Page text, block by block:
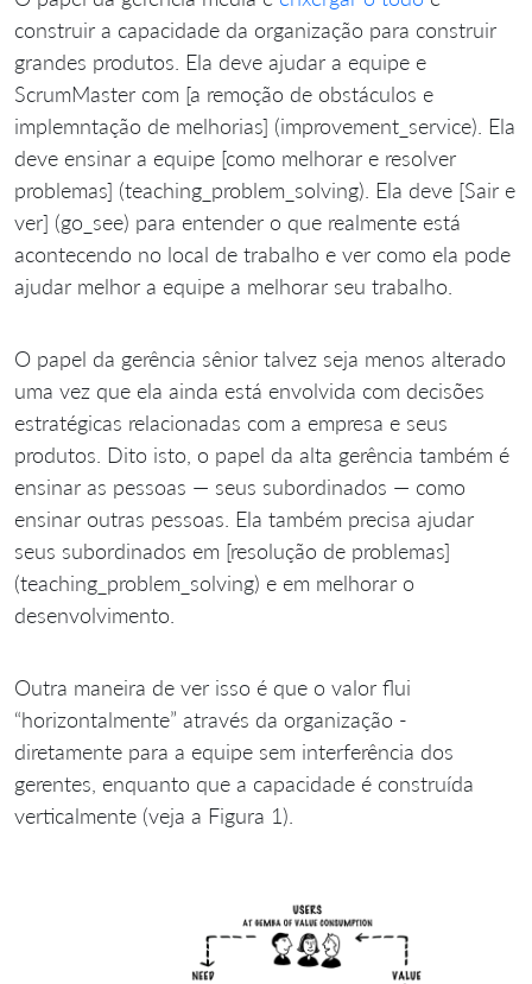
construir a capacidade da organização para construir
grandes produtos. Ela deve ajudar a equipe e
ScrumMaster com [a remoção de obstáculos e
implemntação de melhorias] (improvement_service). Ela
deve ensinar a equipe [como melhorar e resolver
problemas] (teaching_problem_solving). Ela deve [Sair e
ver] (go_see) para entender o que realmente está
acontecendo no local de trabalho e ver como ela pode
ajudar melhor a equipe a melhorar seu trabalho.
O papel da gerência sênior talvez seja menos alterado
uma vez que ela ainda está envolvida com decisões
estratégicas relacionadas com a empresa e seus
produtos. Dito isto, o papel da alta gerência também é
ensinar as pessoas — seus subordinados — como
ensinar outras pessoas. Ela também precisa ajudar
seus subordinados em [resolução de problemas]
(teaching_problem_solving) e em melhorar o
desenvolvimento.
Outra maneira de ver isso é que o valor flui
“horizontalmente” através da organização -
diretamente para a equipe sem interferência dos
gerentes, enquanto que a capacidade é construída
verticalmente (veja a Figura 1).